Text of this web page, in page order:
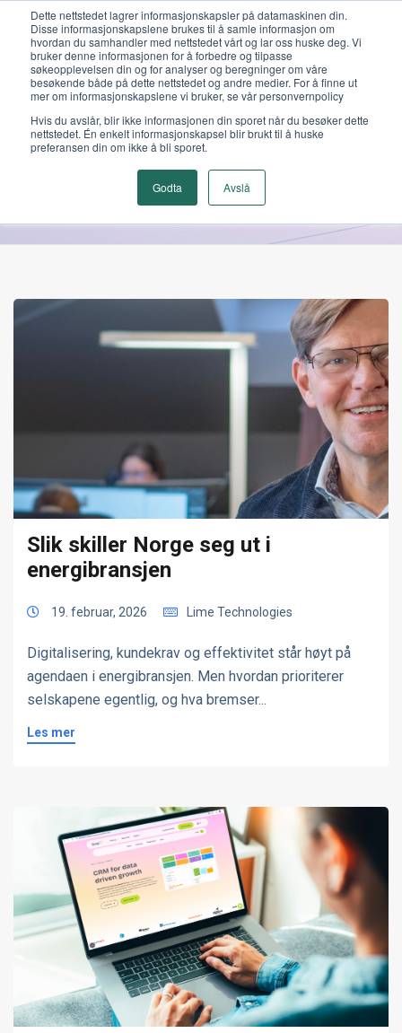
Dette nettstedet lagrer informasjonskapsler på datamaskinen din.
Disse informasjonskapslene brukes til å samle informasjon om
hvordan du samhandler med nettstedet vårt og lar oss huske deg. Vi
bruker denne informasjonen for å forbedre og tilpasse
søkeopplevelsen din og for analyser og beregninger om våre
besøkende både på dette nettstedet og andre medier. For å finne ut
mer om informasjonskapslene vi bruker, se vår personvernpolicy
Hvis du avslår, blir ikke informasjonen din sporet når du besøker dette
nettstedet. Én enkelt informasjonskapsel blir brukt til å huske
preferansen din om ikke å bli sporet.
Godta Avslå
Lime Technologies
Slik skiller Norge seg ut i
energibransjen
19. februar, 2026 Lime Technologies
Digitalisering, kundekrav og effektivitet står høyt på
agendaen i energibransjen. Men hvordan prioriterer
selskapene egentlig, og hva bremser...
Les mer